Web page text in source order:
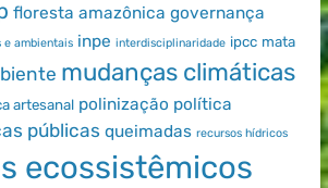
floresta amazônica governança
e ambientais inpe interdisciplinaridade ipcc mata
mudanças climáticas
artesanal polinização política
públicas queimadas recursos hídricos
ecossistêmicos